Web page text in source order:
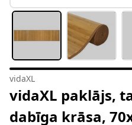
vidaXL
vidaXL paklājs,
dabīga krāsa,